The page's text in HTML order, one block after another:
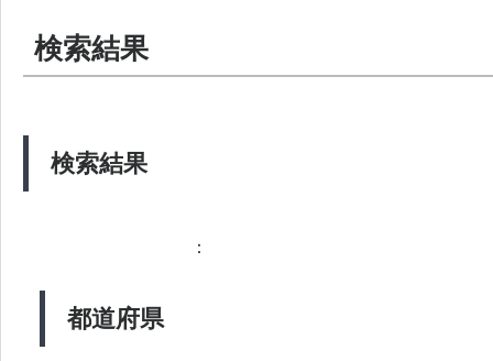
検索結果
検索結果
都道府県
：